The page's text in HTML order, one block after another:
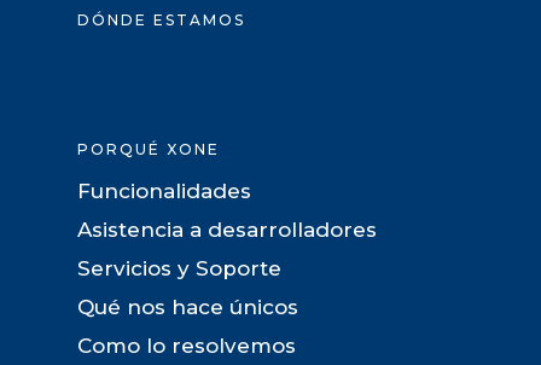
DÓNDE ESTAMOS
PORQUÉ XONE
Funcionalidades
Asistencia a desarrolladores
Servicios y Soporte
Qué nos hace únicos
Como lo resolvemos